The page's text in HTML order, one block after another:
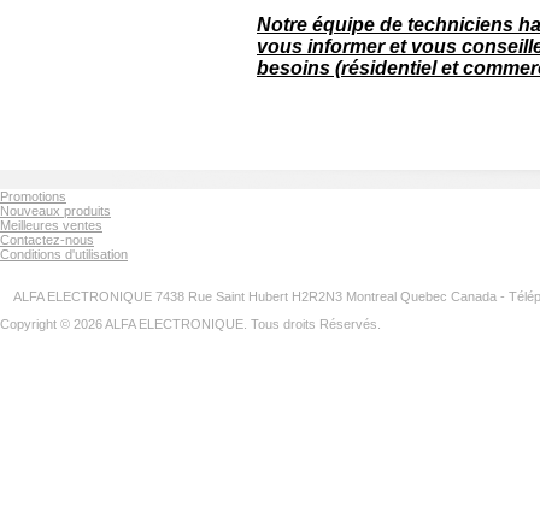
Notre équipe de techniciens
vous informer et vous
besoins (résidentiel et
Promotions
Nouveaux produits
Meilleures ventes
Contactez-nous
Conditions d'utilisation
ALFA ELECTRONIQUE 7438 Rue Saint Hubert H2R2N3 Montreal Quebec Canada -
Copyright © 2026 ALFA ELECTRONIQUE. Tous droits Réservés.